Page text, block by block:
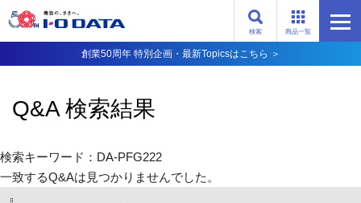
商品一覧
検索
創業50周年 特別企画・最新Topicsはこちら ＞
Q&A 検索結果
検索キーワード：DA-PFG222
一致するQ&Aは見つかりませんでした。